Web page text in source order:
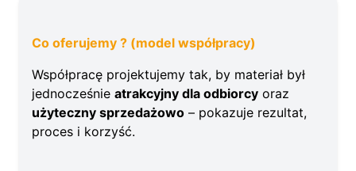
Co oferujemy ? (model współpracy)
Współpracę projektujemy tak, by materiał był
jednocześnie atrakcyjny dla odbiorcy oraz
użyteczny sprzedażowo – pokazuje rezultat,
proces i korzyść.